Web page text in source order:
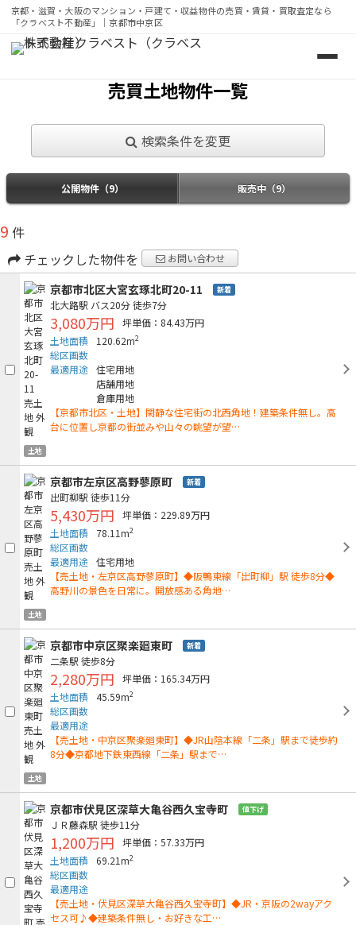
京都・滋賀・大阪のマンション・戸建て・収益物件の売買・賃貸・買取査定なら
「クラベスト不動産」｜京都市中京区
京都・滋賀・大阪のマンション・戸建て・収益物件の売
売買土地物件一覧
検索条件を変更
公開物件（9） 販売中（9）
9 件
チェックした物件を
お問い合わせ
土地
京都市北区大宮玄琢北町20-11 新着
北大路駅 バス20分徒歩7分
3,080万円
坪単価：84.43万円
土地面積
120.62m2
総区画数
最適用途 住宅用地
店舗用地
倉庫用地
【京都市北区・土地】閑静な住宅街の北西角地！建築条件無し。高
台に位置し京都の街並みや山々の眺望が望…
土地
京都市左京区高野蓼原町 新着
出町柳駅 徒歩11分
5,430万円
坪単価：229.89万円
土地面積
78.11m2
総区画数
最適用途 住宅用地
【売土地・左京区高野蓼原町】◆阪鴨東線「出町柳」駅 徒歩8分◆
高野川の景色を日常に。開放感ある角地…
土地
京都市中京区聚楽廻東町 新着
二条駅 徒歩8分
2,280万円
坪単価：165.34万円
土地面積
45.59m2
総区画数
最適用途
【売土地・中京区聚楽廻東町】◆JR山陰本線「二条」駅まで徒歩約
8分◆京都地下鉄東西線「二条」駅まで…
京都市伏見区深草大亀谷西久宝寺町 値下げ
ＪＲ藤森駅 徒歩11分
1,200万円
坪単価：57.33万円
土地面積
69.21m2
総区画数
最適用途
【売土地・伏見区深草大亀谷西久宝寺町】◆JR・京阪の2wayアク
セス可♪◆建築条件無し・お好きな工…